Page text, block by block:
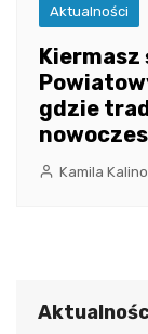
Aktualności
gdzie
Kamila